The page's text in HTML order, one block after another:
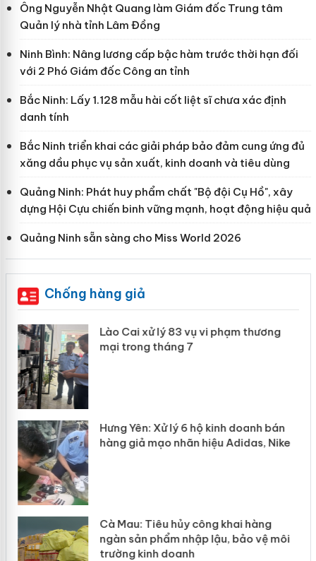
Ông Nguyễn Nhật Quang làm Giám đốc Trung tâm
Quản lý nhà tỉnh Lâm Đồng
Ninh Bình: Nâng lương cấp bậc hàm trước thời hạn đối
với 2 Phó Giám đốc Công an tỉnh
Bắc Ninh: Lấy 1.128 mẫu hài cốt liệt sĩ chưa xác định
danh tính
Bắc Ninh triển khai các giải pháp bảo đảm cung ứng đủ
xăng dầu phục vụ sản xuất, kinh doanh và tiêu dùng
Quảng Ninh: Phát huy phẩm chất "Bộ đội Cụ Hồ", xây
dựng Hội Cựu chiến binh vững mạnh, hoạt động hiệu quả
Quảng Ninh sẵn sàng cho Miss World 2026
Chống hàng giả
Lào Cai xử lý 83 vụ vi phạm thương
mại trong tháng 7
Hưng Yên: Xử lý 6 hộ kinh doanh bán
hàng giả mạo nhãn hiệu Adidas, Nike
Cà Mau: Tiêu hủy công khai hàng
ngàn sản phẩm nhập lậu, bảo vệ môi
trường kinh doanh